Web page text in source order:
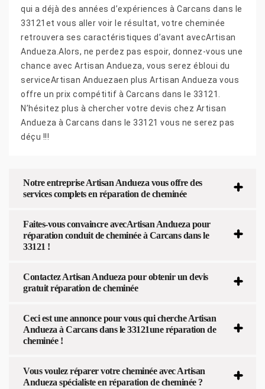
qui a déjà des années d’expériences à Carcans dans le
33121et vous aller voir le résultat, votre cheminée
retrouvera ses caractéristiques d’avant avecArtisan
Andueza.Alors, ne perdez pas espoir, donnez-vous une
chance avec Artisan Andueza, vous serez ébloui du
serviceArtisan Anduezaen plus Artisan Andueza vous
offre un prix compétitif à Carcans dans le 33121.
N’hésitez plus à chercher votre devis chez Artisan
Andueza à Carcans dans le 33121 vous ne serez pas
déçu !!!
Notre entreprise Artisan Andueza vous offre des
services complets en réparation de cheminée
Faites-vous convaincre avecArtisan Andueza pour
réparation conduit de cheminée à Carcans dans le
33121 !
Contactez Artisan Andueza pour obtenir un devis
gratuit réparation de cheminée
Ceci est une annonce pour vous qui cherche Artisan
Andueza à Carcans dans le 33121une réparation de
cheminée !
Vous voulez réparer votre cheminée avec Artisan
Andueza spécialiste en réparation de cheminée ?